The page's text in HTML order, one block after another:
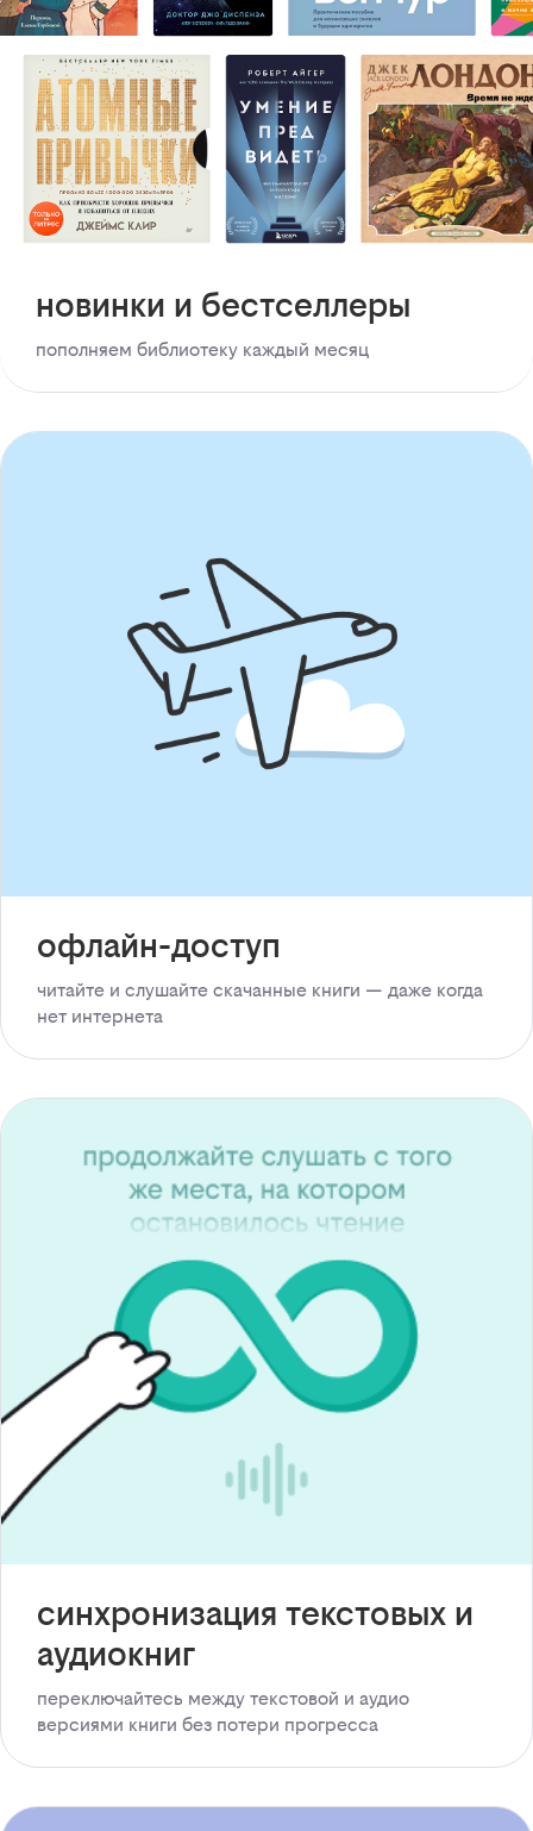
новинки и бестселлеры
пополняем библиотеку каждый месяц
офлайн-доступ
читайте и слушайте скачанные книги — даже когда
нет интернета
синхронизация текстовых и
аудиокниг
переключайтесь между текстовой и аудио
версиями книги без потери прогресса